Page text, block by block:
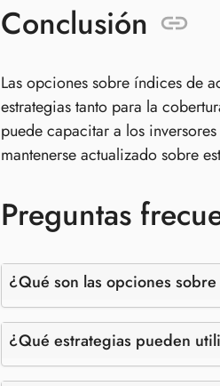
Conclusión
Las opciones sobre índices de
estrategias tanto para la
puede capacitar a los
mantenerse actualizado sobre
Preguntas
¿Qué son las opciones
¿Qué estrategias pueden